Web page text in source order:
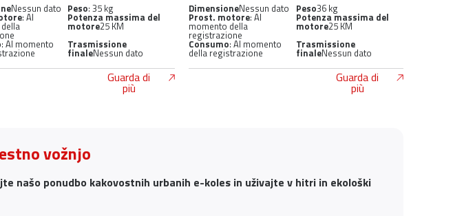
Nessun dato Peso: 35 kg
: Al Potenza massima del
motore25 KM
: Al momento Trasmissione
finaleNessun dato
Guarda di
più
DimensioneNessun dato Peso36 kg
Prost. motore: Al
momento della
registrazione
Potenza massima del
motore25 KM
Consumo: Al momento
della registrazione
Trasmissione
finaleNessun dato
Guarda di
più
vožnjo
našo ponudbo kakovostnih urbanih e-koles in uživajte v hitri in ekološki